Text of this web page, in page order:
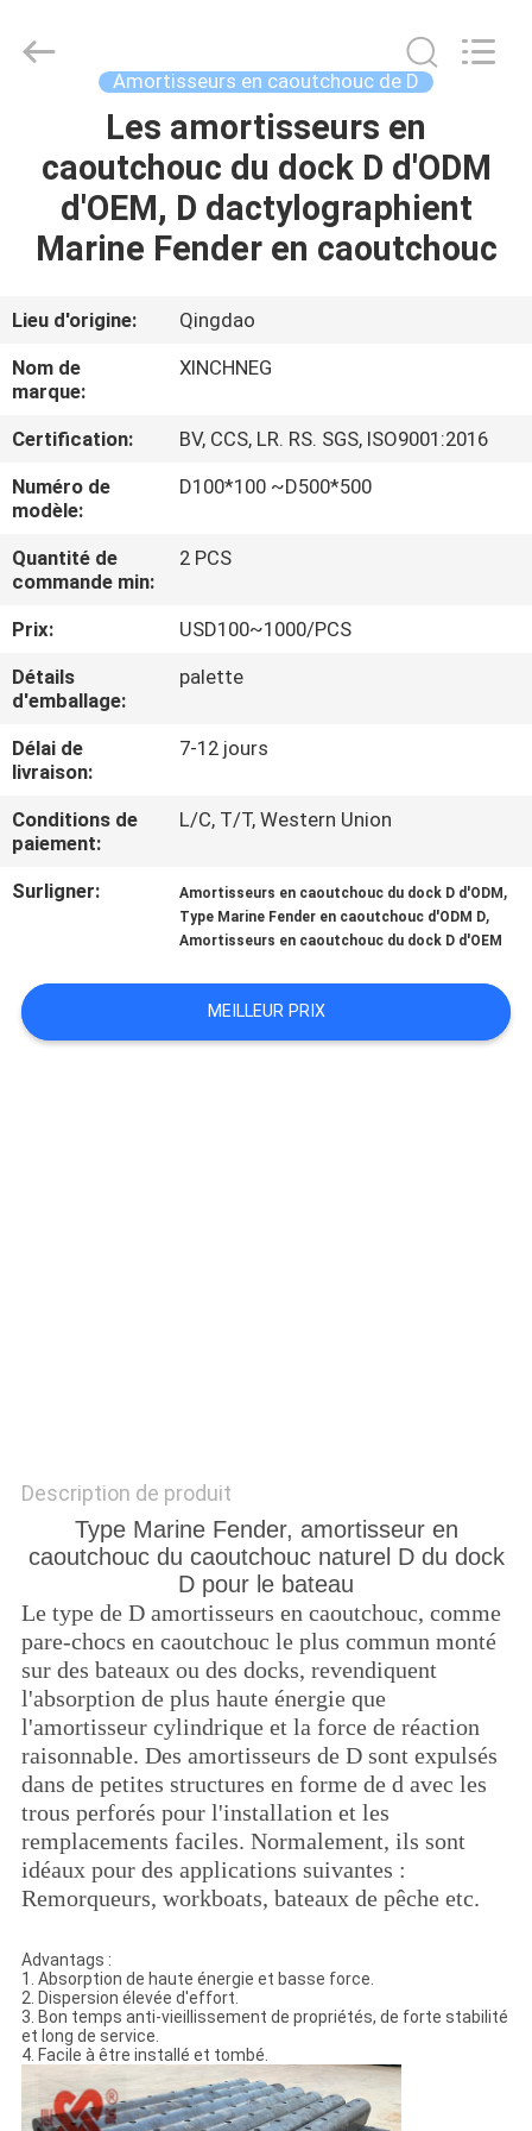
MAISON
PRODUITS
SHOW
A
PROPOS
DE
NOUS
VISITE
D'USINE
CONTRÔLE
DE
QUALITÉ
CONTACTEZ-
NOUS
NOUVELLES
CAS
Products
Amortisseurs en caoutchouc de D
Les amortisseurs en
caoutchouc du dock D d'ODM
d'OEM, D dactylographient
Marine Fender en caoutchouc
Lieu d'origine:
Qingdao
Nom de
marque:
XINCHNEG
Certification:
BV, CCS, LR. RS. SGS, ISO9001:2016
Numéro de
modèle:
D100*100 ~D500*500
Quantité de
commande min:
2 PCS
Prix:
USD100~1000/PCS
Détails
d'emballage:
palette
Délai de
livraison:
7-12 jours
Conditions de
paiement:
L/C, T/T, Western Union
Surligner: Amortisseurs en caoutchouc du dock D d'ODM ,
Type Marine Fender en caoutchouc d'ODM D,
Amortisseurs en caoutchouc du dock D d'OEM
MEILLEUR PRIX
Description de produit
Type Marine Fender, amortisseur en
caoutchouc du caoutchouc naturel D du dock
D pour le bateau
Le type de D amortisseurs en caoutchouc, comme
pare-chocs en caoutchouc le plus commun monté
sur des bateaux ou des docks, revendiquent
l'absorption de plus haute énergie que
l'amortisseur cylindrique et la force de réaction
raisonnable. Des amortisseurs de D sont expulsés
dans de petites structures en forme de d avec les
trous perforés pour l'installation et les
remplacements faciles. Normalement, ils sont
idéaux pour des applications suivantes :
Remorqueurs, workboats, bateaux de pêche etc.
Advantags :
1. Absorption de haute énergie et basse force.
2. Dispersion élevée d'effort.
3. Bon temps anti-vieillissement de propriétés, de forte stabilité
et long de service.
4. Facile à être installé et tombé.